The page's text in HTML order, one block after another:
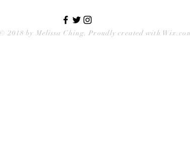
© 2018 by Melissa Ching. Proudly created with